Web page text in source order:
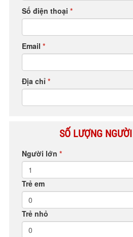
Số điện thoại *
Email *
Địa chỉ *
SỐ LƯỢNG
Người lớn *
Trẻ em
Trẻ nhỏ